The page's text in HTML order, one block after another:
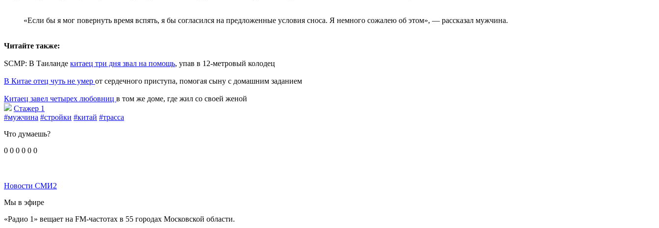
«Если бы я мог повернуть время вспять, я бы согласился на предложенные условия сноса. Я немного сожалею об этом», — рассказал мужчина.
Читайте также:
SCMP: В Таиланде китаец три дня звал на помощь, упав в 12-метровый колодец
В Китае отец чуть не умер от сердечного приступа, помогая сыну с домашним заданием
Китаец завел четырех любовниц в том же доме, где жил со своей женой
Стажер 1
#мужчина #стройки #китай #трасса
Что думаешь?
0 0 0 0 0 0
Новости СМИ2
Мы в эфире
«Радио 1» вещает на FM-частотах в 55 городах Московской области.